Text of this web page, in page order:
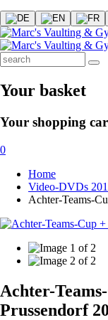
Your basket
Your shopping
0
Home
Video-DVDs
Achter-Teams-
Achter-
Prussendorf